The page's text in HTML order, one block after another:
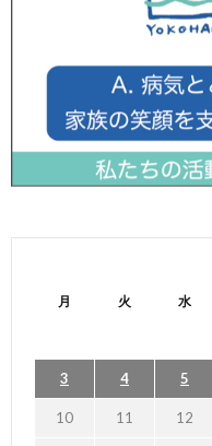
月 火 水
3 4 5
10 11 12